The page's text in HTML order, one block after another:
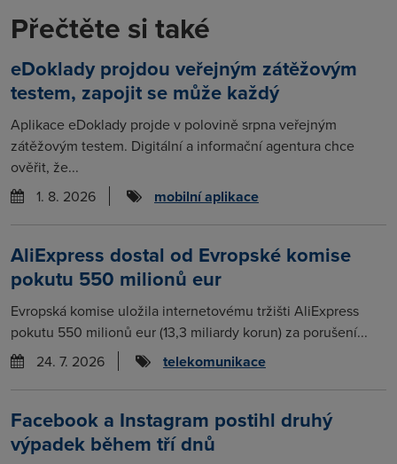
Přečtěte si také
eDoklady projdou veřejným zátěžovým
testem, zapojit se může každý
Aplikace eDoklady projde v polovině srpna veřejným
zátěžovým testem. Digitální a informační agentura chce
ověřit, že...
1. 8. 2026
mobilní aplikace
AliExpress dostal od Evropské komise
pokutu 550 milionů eur
Evropská komise uložila internetovému tržišti AliExpress
pokutu 550 milionů eur (13,3 miliardy korun) za porušení...
24. 7. 2026
telekomunikace
Facebook a Instagram postihl druhý
výpadek během tří dnů